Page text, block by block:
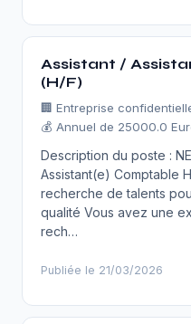
Assistant /
(H/F)
🏢 Entreprise
💰 Annuel de 25000.0
Description du poste :
Assistant(e) Comptable
recherche de talents
qualité Vous avez une
rech…
Publiée le 21/03/2026